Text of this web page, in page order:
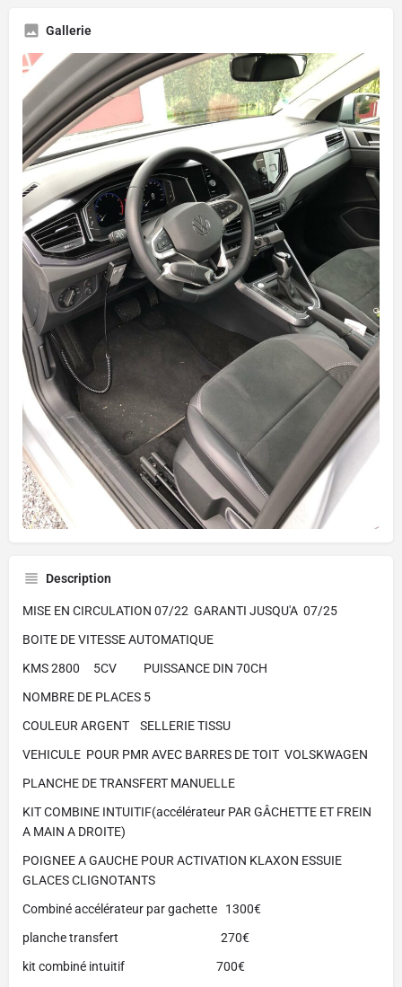
Gallerie
Description
MISE EN CIRCULATION 07/22 GARANTI JUSQU'A 07/25
BOITE DE VITESSE AUTOMATIQUE
KMS 2800 5CV PUISSANCE DIN 70CH
NOMBRE DE PLACES 5
COULEUR ARGENT SELLERIE TISSU
VEHICULE POUR PMR AVEC BARRES DE TOIT VOLSKWAGEN
PLANCHE DE TRANSFERT MANUELLE
KIT COMBINE INTUITIF(accélérateur PAR GÂCHETTE ET FREIN
A MAIN A DROITE)
POIGNEE A GAUCHE POUR ACTIVATION KLAXON ESSUIE
GLACES CLIGNOTANTS
Combiné accélérateur par gachette 1300€
planche transfert 270€
kit combiné intuitif 700€